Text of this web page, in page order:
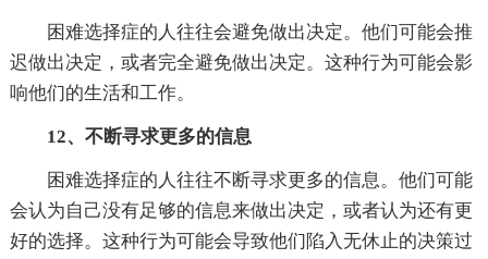
困难选择症的人往往会避免做出决定。他们可能会推
迟做出决定，或者完全避免做出决定。这种行为可能会影
响他们的生活和工作。
12、不断寻求更多的信息
困难选择症的人往往不断寻求更多的信息。他们可能
会认为自己没有足够的信息来做出决定，或者认为还有更
好的选择。这种行为可能会导致他们陷入无休止的决策过